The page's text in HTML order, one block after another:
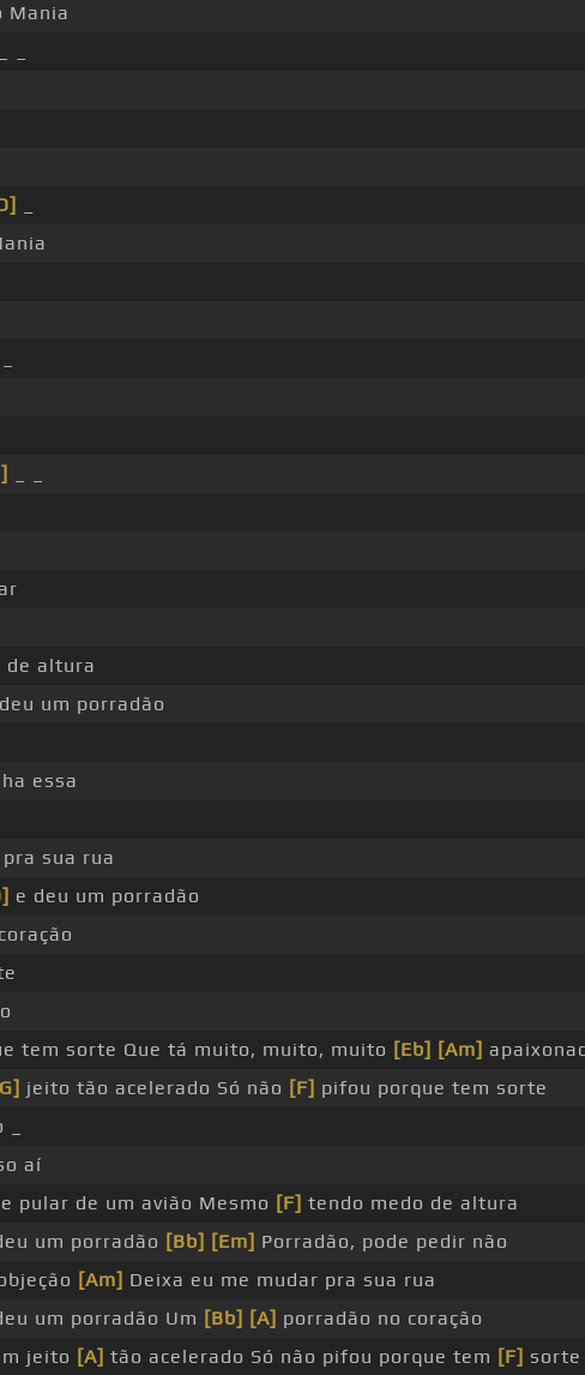
Mania
de altura
um porradão
essa
sua rua
e deu um porradão
tem sorte Que tá muito, muito, muito [Eb] [Am]
jeito tão acelerado Só não [F] pifou porque tem sorte
aí
pular de um avião Mesmo [F] tendo medo de altura
um porradão [Bb] [Em] Porradão, pode pedir não
[Am] Deixa eu me mudar pra sua rua
um porradão Um [Bb] [A] porradão no coração
jeito [A] tão acelerado Só não pifou porque tem [F] sorte